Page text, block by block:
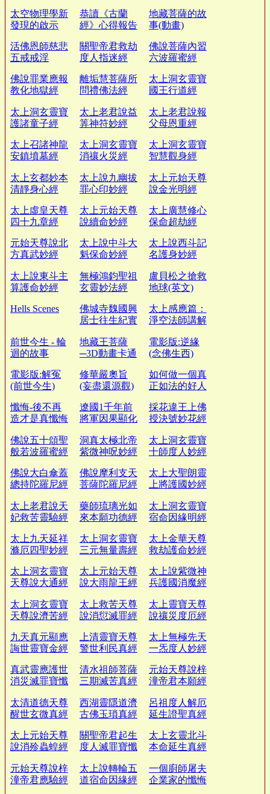
太空物理學新
發現的啟示
恭讀《古蘭
經》心得報告
地藏菩薩的故
事(動畫)
活佛恩師慈悲
五戒戒淫
關聖帝君救劫
度人指迷經
佛說菩薩內習
六波羅蜜經
佛說罪業應報
教化地獄經
離垢慧菩薩所
問禮佛法經
太上洞玄靈寶
國王行道經
太上洞玄靈寶
護諸童子經
太上老君說益
筭神符妙經
太上老君說報
父母恩重經
太上召諸神龍
安鎮墳墓經
太上洞玄靈寶
消禳火災經
太上洞玄靈寶
智慧觀身經
太上玄都妙本
清靜身心經
太上說九幽拔
罪心印妙經
太上元始天尊
說金光明經
太上虛皇天尊
四十九章經
太上元始天尊
說續命妙經
太上廣慧修心
保命超劫經
元始天尊說北
方真武妙經
太上說中斗大
魁保命妙經
太上說西斗記
名護身妙經
太上說東斗主
算護命妙經
無極鴻鈞聖祖
玄靈妙法經
盧貝松之搶救
地球(英文)
Hells Scenes
佛城寺魏國興
居士往生紀實
太上感應篇：
淨空法師講解
前世今生 - 輪
迴的故事
地藏王菩薩
─3D動畫卡通
電影版:逆緣
(念佛生西)
電影版:解冤
(前世今生)
修華嚴奧旨
(妄盡還源觀)
如何做一個真
正如法的好人
懺悔-後不再
造才是真懺悔
遼國1千年前
將軍因果顯化
採花違王上佛
授決號妙花經
佛說五十頌聖
般若波羅蜜經
洞真太極北帝
紫微神呪妙經
太上洞玄靈寶
十師度人妙經
佛說大白傘蓋
總持陀羅尼經
佛說摩利支天
菩薩陀羅尼經
太上大聖朗靈
上將護國妙經
太上老君說天
妃救苦靈驗經
藥師琉璃光如
來本願功德經
太上洞玄靈寶
宿命因緣明經
太上九天延祥
滌厄四聖妙經
太上洞玄靈寶
三元無量壽經
太上金華天尊
救劫護命妙經
太上洞玄靈寶
天尊說大通經
太上元始天尊
說大雨龍王經
太上說紫微神
兵護國消魔經
太上洞玄靈寶
天尊說濟苦經
太上救苦天尊
說消愆滅罪經
太上靈寶天尊
說禳災度厄經
九天真元顯應
誨世靈寶金經
上清靈寶天尊
警世利民真經
太上無極先天
一炁度人妙經
真武靈應護世
消災滅罪寶懺
清水祖師菩薩
三期滅苦真經
元始天尊說梓
潼帝君本願經
太清道德天尊
醒世玄微真經
西湖靈隱道濟
古佛玉瑣真經
呂祖度人解厄
延生證聖真經
太上元始天尊
說消殄蟲蝗經
關聖帝君起生
度人滅罪寶懺
太上玄靈北斗
本命延生真經
元始天尊說梓
潼帝君應驗經
太上說轉輪五
道宿命因緣經
一個廚師屠夫
企業家的懺悔